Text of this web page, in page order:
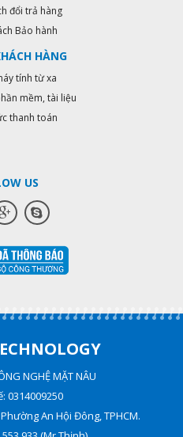
đổi trả hàng
Bảo hành
HÀNG
tính từ xa
mềm, tài liệu
thanh toán
US
NGHỆ MẶT NÂU
0314009250
An Hội Đông, TPHCM.